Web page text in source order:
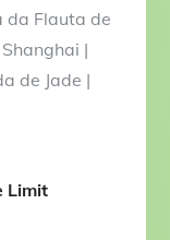
da Flauta de
|
de Jade |
Limit